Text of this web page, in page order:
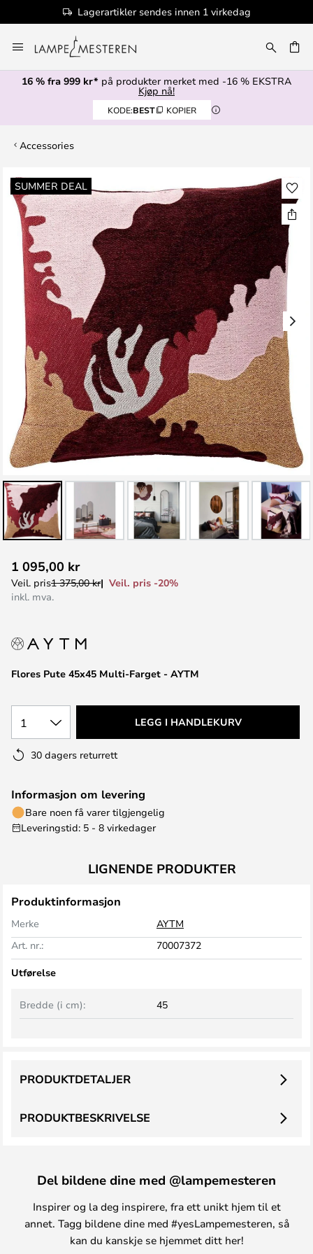
Lagerartikler sendes innen 1 virkedag
til
innhold
16 % fra 999 kr* på produkter merket med -16 % EKSTRA
Kjøp nå!
KODE:BEST KOPIER
Accessories
SUMMER DEAL
Gå
til
slutten
bildegalleri
til
begynnelsen
Flores Pute 45x45 Multi-Farget - AYTM
1 095,00 kr
Veil. pris1 375,00 kr
Veil. pris -20%
inkl. mva.
1 LEGG I HANDLEKURV
30 dagers returrett
Informasjon om levering
Bare noen få varer tilgjengelig
Leveringstid: 5 - 8 virkedager
LIGNENDE PRODUKTER
Produktinformasjon
Merke
AYTM
Art. nr.:
70007372
Utførelse
Bredde (i cm): 45
PRODUKTBESKRIVELSE
PRODUKTDETALJER
Del bildene dine med @lampemesteren
Inspirer og la deg inspirere, fra ett unikt hjem til et
annet. Tagg bildene dine med #yesLampemesteren, så
kan du kanskje se hjemmet ditt her!